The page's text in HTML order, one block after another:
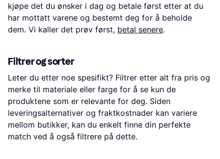
kjøpe det du ønsker i dag og betale først etter at du
har mottatt varene og bestemt deg for å beholde
dem. Vi kaller det prøv først, betal senere.
Filtrer og sorter
Leter du etter noe spesifikt? Filtrer etter alt fra pris og
merke til materiale eller farge for å se kun de
produktene som er relevante for deg. Siden
leveringsalternativer og fraktkostnader kan variere
mellom butikker, kan du enkelt finne din perfekte
match ved å også filtrere på dette.